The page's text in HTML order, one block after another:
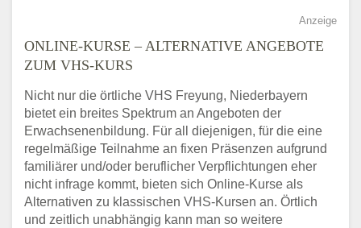
Anzeige
ONLINE-KURSE – ALTERNATIVE ANGEBOTE
ZUM VHS-KURS
Nicht nur die örtliche VHS Freyung, Niederbayern
bietet ein breites Spektrum an Angeboten der
Erwachsenenbildung. Für all diejenigen, für die eine
regelmäßige Teilnahme an fixen Präsenzen aufgrund
familiärer und/oder beruflicher Verpflichtungen eher
nicht infrage kommt, bieten sich Online-Kurse als
Alternativen zu klassischen VHS-Kursen an. Örtlich
und zeitlich unabhängig kann man so weitere